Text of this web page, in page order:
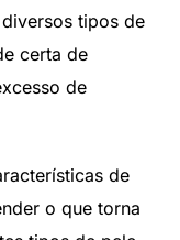
tipos de
certa de
de
de
o que torna